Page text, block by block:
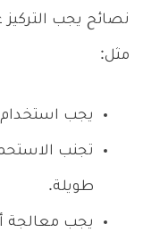
نصائح يجب
مثل:
يجب
تجنب
طويلة.
يجب معالجة